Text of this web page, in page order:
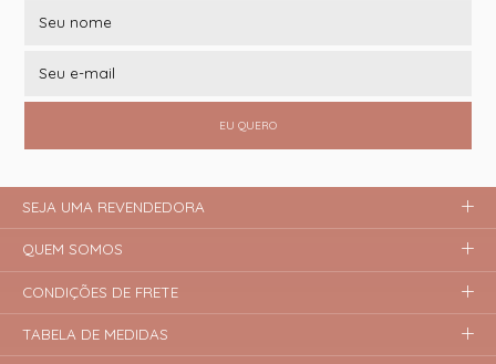
EU QUERO
SEJA UMA REVENDEDORA
QUEM SOMOS
CONDIÇÕES DE FRETE
TABELA DE MEDIDAS